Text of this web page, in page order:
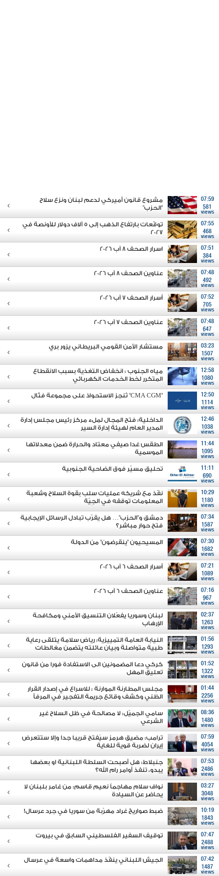
07:59
581
views
مشروع قانون أميركي لدعم لبنان ونزع سلاح
"الحزب"
07:55
468
views
توقّعات بارتفاع الذهب إلى 5 آلاف دولار للأونصة في
2027
07:51
384
views
اسرار الصحف 8 آب 2026
07:48
492
views
عناوين الصحف 8 آب 2026
07:52
705
views
أسرار الصحف 7 آب 2026
07:48
647
views
عناوين الصحف 7 آب 2026
03:23
1507
views
مستشار الأمن القومي البريطاني يزور بري
12:58
1080
views
مياه الجنوب : انخفاض التغذية بسبب الانقطاع
المتكرر لخط الخدمات الكهربائي
12:50
1114
views
"CMA CGM" تُنجز الاستحواذ على مجموعة فتّال
12:46
1038
views
الداخلية: فتح المجال لملء مركز رئيس مجلس إدارة
المدير العام لهيئة إدارة السير
11:44
1095
views
الطقس غدا صيفي معتاد والحرارة ضمن معدلاتها
الموسمية
11:11
690
views
تحليق مسيّر فوق الضاحية الجنوبية
10:29
1180
views
نفّذ مع شريكه عمليات سلب بقوة السلاح وشعبة
المعلومات توقفه في الجِيّة
07:34
1587
views
دمشق و"الحزب"… هل يقرّب تبادل الرسائل الإيجابية
فتح حوار مباشر؟
07:30
1682
views
المسيحيون "ينقرضون" من الدولة
07:21
1089
views
أسرار الصحف 6 آب 2026
07:16
967
views
عناوين الصحف 6 آب 2026
02:37
1263
views
لبنان وسوريا يفعّلان التنسيق الأمني ومكافحة
الإرهاب
01:56
1293
views
النيابة العامة التمييزية: رياض سلامة يتلقى رعاية
طبية متواصلة وبيان عائلته يتضمن مغالطات
01:52
1322
views
كركي دعا المضمونين الى الاستفادة فورا من قانون
تعليق المهل
01:44
2256
views
مجلس المطارنة الموارنة : للاسراع في إصدار القرار
الظني وكشف وقائع جريمة التفجير في المرفأ
08:36
1480
views
سامي الجميّل: لا مصالحة في ظل السلاح غير
الشرعي
07:59
4054
views
ترامب: مضيق هرمز سيُفتح قريبا جدا وإلا ستتعرض
إيران لضربة قوية للغاية
07:53
2486
views
جنبلاط: هل أصبحت السلطة اللبنانية او بعضها
يبدو، تنفذ أوامر رام الله؟
03:27
3048
views
نواف سلام مهاجماً نعيم قاسم: من غامر بلبنان لا
يحاضر عن السيادة
10:19
1843
views
ضبط صواريخ غراد مهرّبة من سوريا في جرد عرسال!
07:47
2488
views
توقيف السفير الفلسطيني السابق في بيروت
07:42
1487
views
الجيش اللبناني ينفّذ مداهمات واسعة في عرسال